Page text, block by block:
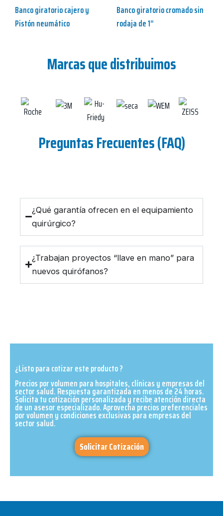
Banco giratorio cajero y
Pistón neumático
Banco giratorio cromado sin
rodaja de 1”
Marcas que distribuimos
Preguntas Frecuentes (FAQ)
¿Qué garantía ofrecen en el equipamiento
quirúrgico?
¿Trabajan proyectos “llave en mano” para
nuevos quirófanos?
¿Listo para cotizar este producto ?
Precios por volumen para hospitales, clínicas y empresas del
sector salud. Respuesta garantizada en menos de 24 horas.
Solicita tu cotización personalizada y recibe atención directa
de un asesor especializado. Aprovecha precios preferenciales
por volumen y condiciones exclusivas para empresas del
sector salud.​
Solicitar Cotización